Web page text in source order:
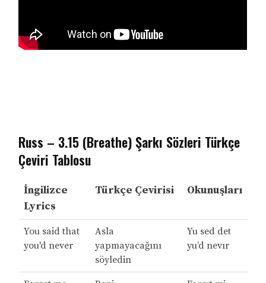
Russ – 3.15 (Breathe) Şarkı Sözleri Türkçe
Çeviri Tablosu
İngilizce
Lyrics
Türkçe Çevirisi Okunuşları
You said that
you'd never
Asla
yapmayacağını
söyledin
Yu sed det
yu’d nevır